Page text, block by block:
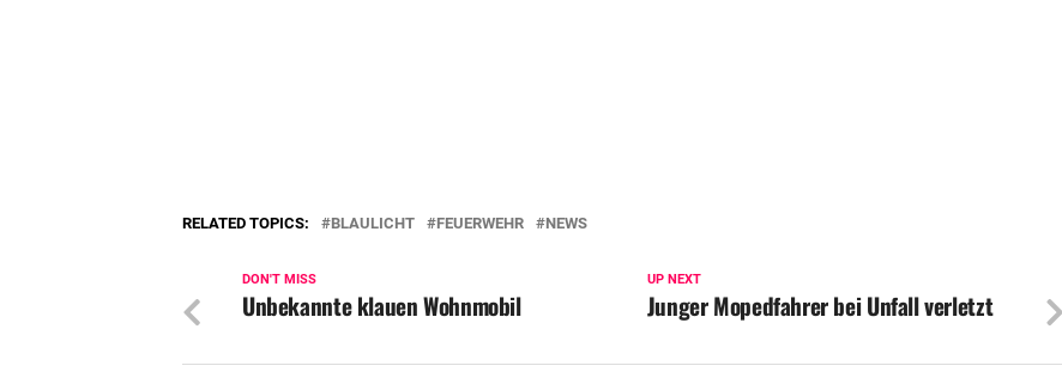
RELATED TOPICS: BLAULICHT FEUERWEHR NEWS
UP NEXT
Junger Mopedfahrer bei Unfall verletzt
DON'T MISS
Unbekannte klauen Wohnmobil